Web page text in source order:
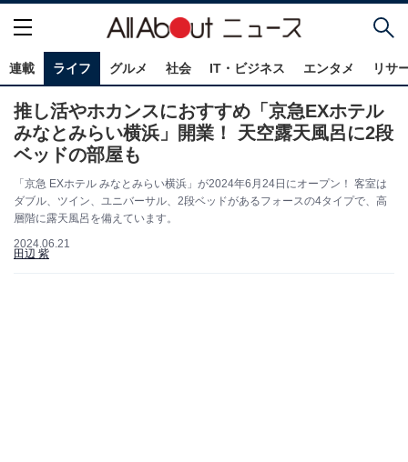
連載 ライフ グルメ 社会 IT・ビジネス エンタメ リサ
推し活やホカンスにおすすめ「京急EXホテル
みなとみらい横浜」開業！ 天空露天風呂に2段
ベッドの部屋も
「京急 EXホテル みなとみらい横浜」が2024年6月24日にオープン！ 客室は
ダブル、ツイン、ユニバーサル、2段ベッドがあるフォースの4タイプで、高
層階に露天風呂を備えています。
2024.06.21
田辺 紫